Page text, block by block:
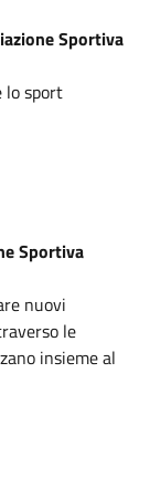
Sportiva
lo sport
Sportiva
nuovi
le
insieme al